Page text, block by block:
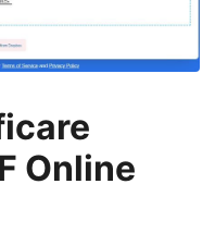
Online